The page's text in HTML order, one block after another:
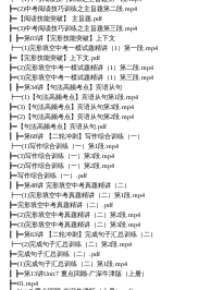
┣━(2)中考阅读技巧训练之主旨题第二段.mp4
┣━【阅读技能突破】 主旨题.pdf
┣━(3)中考阅读技巧训练之主旨题第三段.mp4
┃ ┣━第03讲【完形技能突破】上下文
┣━(1)完形填空中考一模试题精讲（1）第一段.mp4
┣━【完形技能突破】上下文.pdf
┣━(2)完形填空中考一模试题精讲（1）第二段.mp4
┣━(3)完形填空中考一模试题精讲（1）第三段.mp4
┃ ┣━第34讲【句法高频考点】宾语从句
┣━(1)【句法高频考点】宾语从句第1段.mp4
┣━(3)【句法高频考点】宾语从句第3段.mp4
┣━(2)【句法高频考点】宾语从句第2段.mp4
┣━【句法高频考点】宾语从句.pdf
┃ ┣━第68讲 【二轮冲刺】写作综合训练（一）
┣━(1)写作综合训练（一）第1段.mp4
┣━(3)写作综合训练（一）第3段.mp4
┣━(2)写作综合训练（一）第2段.mp4
┣━写作综合训练（一）.pdf
┃ ┣━第48讲 完形填空中考真题精讲（二）
┣━(1)完形填空中考真题精讲（二）第1段.mp4
┣━完形填空中考真题精讲（二）.pdf
┣━(2)完形填空中考真题精讲（二）第2段.mp4
┣━(3)完形填空中考真题精讲（二）第3段.mp4
┃ ┣━第63讲 【二轮冲刺】完成句子汇总训练（二）
┣━(2)完成句子汇总训练（二）第2段.mp4
┣━完成句子汇总训练（二）.pdf
┣━(1)完成句子汇总训练（二）第1段.mp4
┃ ┣━第13讲Unit7 重点回顾-广深牛津版（上册）
┣━01.mp4